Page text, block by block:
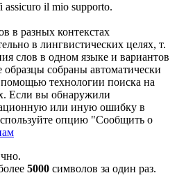
assicuro il mio supporto.
в разных контекстах
в лингвистических целях, т.
слов в одном языке и вариантов
собраны автоматически
технологии поиска на
Если вы обнаружили
или иную ошибку в
опцию "Сообщить о
5000 символов за один раз.